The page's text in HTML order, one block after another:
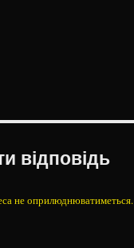
відповідь
не оприлюднюватиметься.